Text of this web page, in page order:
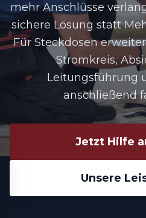
mehr Anschlüsse
sichere Lösung statt
Für Steckdosen
Stromkreis,
Leitungsführung
anschließend
Jetzt Hilfe
Unsere